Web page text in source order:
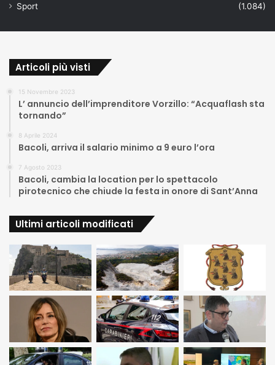
Sport
(1.084)
Articoli più visti
15 Novembre 2023
L’ annuncio dell’imprenditore Vorzillo: “Acquaflash sta
tornando”
8 Aprile 2024
Bacoli, arriva il salario minimo a 9 euro l’ora
7 Agosto 2023
Bacoli, cambia la location per lo spettacolo
pirotecnico che chiude la festa in onore di Sant’Anna
Ultimi articoli modificati